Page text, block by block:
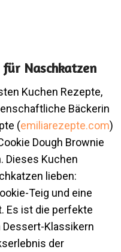
Naschkatzen
Kuchen Rezepte,
Bäckerin
(emiliarezepte.com)
Dough Brownie
Dieses Kuchen
lieben:
Teig und eine
Es ist die perfekte
Klassikern
der